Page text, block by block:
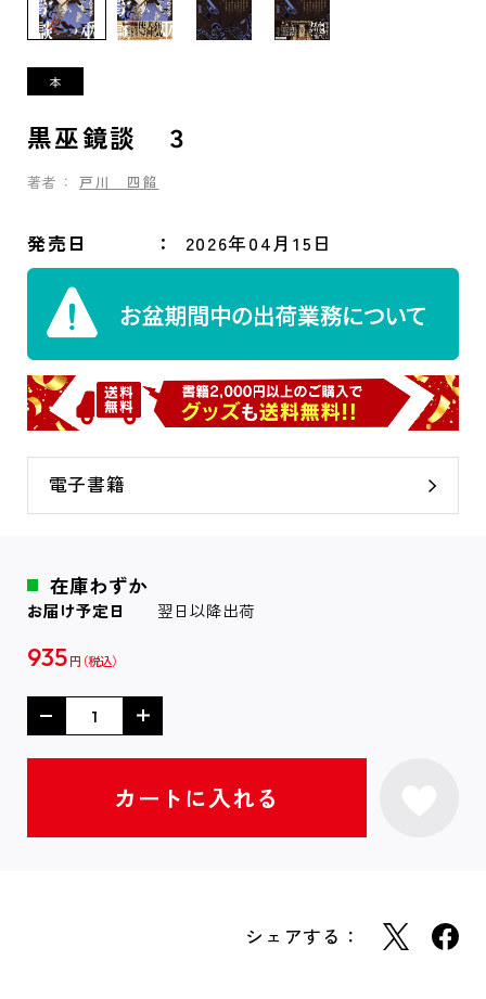
黒巫鏡談 ３
著者： 戸川 四餡
発売日 2026年04月15日
電子書籍
在庫わずか
お届け予定日 翌日以降出荷
935 円
シェアする：